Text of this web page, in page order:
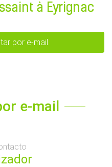
à Eyrignac
por e-mail
e-mail